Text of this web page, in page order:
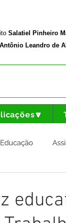
Salatiel Pinheiro
Antônio Leandro de
Educação
Nota